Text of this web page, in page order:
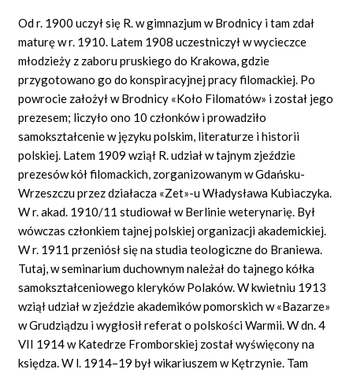
Od r. 1900 uczył się R. w gimnazjum w Brodnicy i tam zdał
maturę w r. 1910. Latem 1908 uczestniczył w wycieczce
młodzieży z zaboru pruskiego do Krakowa, gdzie
przygotowano go do konspiracyjnej pracy filomackiej. Po
powrocie założył w Brodnicy «Koło Filomatów» i został jego
prezesem; liczyło ono 10 członków i prowadziło
samokształcenie w języku polskim, literaturze i historii
polskiej. Latem 1909 wziął R. udział w tajnym zjeździe
prezesów kół filomackich, zorganizowanym w Gdańsku-
Wrzeszczu przez działacza «Zet»-u Władysława Kubiaczyka.
W r. akad. 1910/11 studiował w Berlinie weterynarię. Był
wówczas członkiem tajnej polskiej organizacji akademickiej.
W r. 1911 przeniósł się na studia teologiczne do Braniewa.
Tutaj, w seminarium duchownym należał do tajnego kółka
samokształceniowego kleryków Polaków. W kwietniu 1913
wziął udział w zjeździe akademików pomorskich w«Bazarze»
w Grudziądzu i wygłosił referat o polskości Warmii. W dn. 4
VII 1914 w Katedrze Fromborskiej został wyświęcony na
księdza. W l. 1914–19 był wikariuszem w Kętrzynie. Tam